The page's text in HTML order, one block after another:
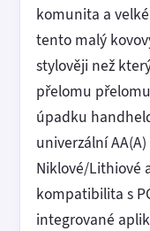
komunita a
tento malý
stylověji než
přelomu
úpadku
univerzální
Niklové/Lithiové
kompatibilita s
integrované